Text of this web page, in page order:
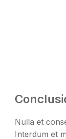
Nulla et
Interdum et